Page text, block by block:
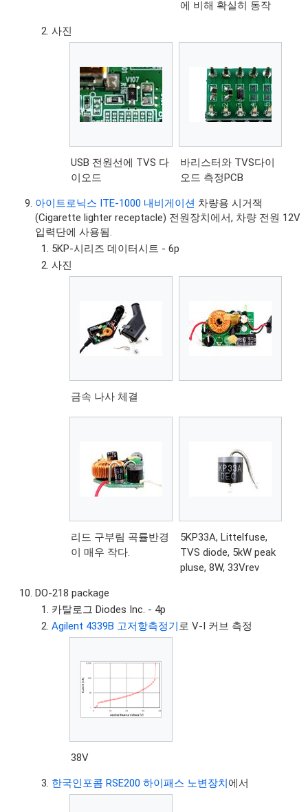
에 비해 확실히 동작
사진
USB 전원선에 TVS 다
이오드
바리스터와 TVS다이
오드 측정PCB
아이트로닉스 ITE-1000 내비게이션 차량용 시거잭
(Cigarette lighter receptacle) 전원장치에서, 차량 전원 12V
입력단에 사용됨.
5KP-시리즈 데이터시트 - 6p
사진
금속 나사 체결
리드 구부림 곡률반경
이 매우 작다.
5KP33A, Littelfuse,
TVS diode, 5kW peak
pluse, 8W, 33Vrev
DO-218 package
카탈로그 Diodes Inc. - 4p
Agilent 4339B 고저항측정기 로 V-I 커브 측정
38V
한국인포콤 RSE200 하이패스 노변장치에서